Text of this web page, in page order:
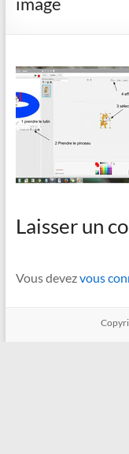
Laisser un
Vous devezvous